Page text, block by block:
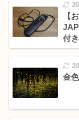
【
付
金